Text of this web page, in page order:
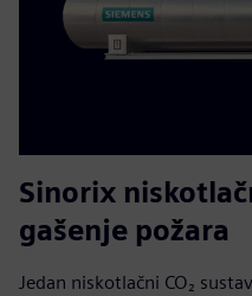
Sinorix
gašenje požara
Jedan niskotlačni CO₂